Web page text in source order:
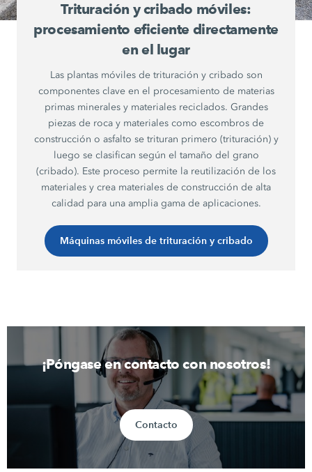
Trituración y cribado móviles:
procesamiento eficiente directamente
en el lugar
Las plantas móviles de trituración y cribado son
componentes clave en el procesamiento de materias
primas minerales y materiales reciclados. Grandes
piezas de roca y materiales como escombros de
construcción o asfalto se trituran primero (trituración) y
luego se clasifican según el tamaño del grano
(cribado). Este proceso permite la reutilización de los
materiales y crea materiales de construcción de alta
calidad para una amplia gama de aplicaciones.
Máquinas móviles de trituración y cribado
¡Póngase en contacto con nosotros!
Contacto